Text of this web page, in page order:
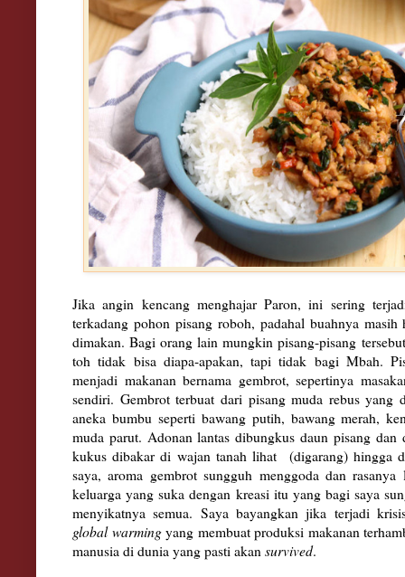
Jika angin kencang menghajar Paron, ini sering
terkadang pohon pisang roboh, padahal buahnya
dimakan. Bagi orang lain mungkin pisang-pisang
toh tidak bisa diapa-apakan, tapi tidak bagi Mbah.
menjadi makanan bernama gembrot, sepertinya
sendiri. Gembrot terbuat dari pisang muda rebus yang
aneka bumbu seperti bawang putih, bawang merah,
muda parut. Adonan lantas dibungkus daun pisang
kukus dibakar di wajan tanah lihat (digarang) hingga
saya, aroma gembrot sungguh menggoda dan
keluarga yang suka dengan kreasi itu yang bagi saya
menyikatnya semua.Saya bayangkan jika terjadi
global warmingyang membuat produksi makanan
manusia di dunia yang pasti akan survived.